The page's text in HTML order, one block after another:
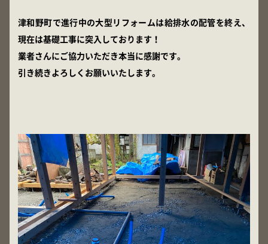
津和野町で進行中の大型リフォームは給排水の配管を終え、
現在は基礎工事に突入しております！
業者さんにご協力いただき本当に感謝です。
引き続きよろしくお願いいたします。